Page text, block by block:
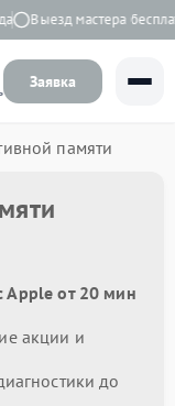
Выезд мастера
Заявка
памяти
Apple от 20 мин
акции и
до